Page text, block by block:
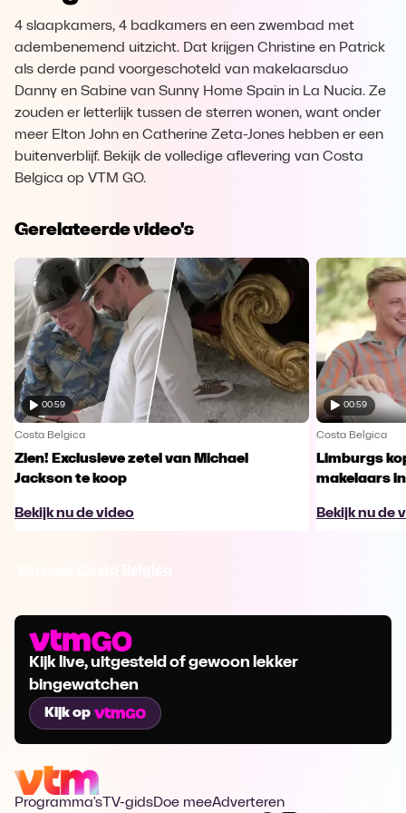
4 slaapkamers, 4 badkamers en een zwembad met
adembenemend uitzicht. Dat krijgen Christine en Patrick
als derde pand voorgeschoteld van makelaarsduo
Danny en Sabine van Sunny Home Spain in La Nucía. Ze
zouden er letterlijk tussen de sterren wonen, want onder
meer Elton John en Catherine Zeta-Jones hebben er een
buitenverblijf. Bekijk de volledige aflevering van Costa
Belgica op VTM GO.
Gerelateerde video's
00:59
Costa Belgica
Zien! Exclusieve zetel van Michael
Jackson te koop
Bekijk nu de video
00:59
Costa Belgica
Limburgs
makelaars
Bekijk nu de
Kijk live, uitgesteld of gewoon lekker
bingewatchen
Kijk op
Programma's TV-gidsDoe meeAdverteren